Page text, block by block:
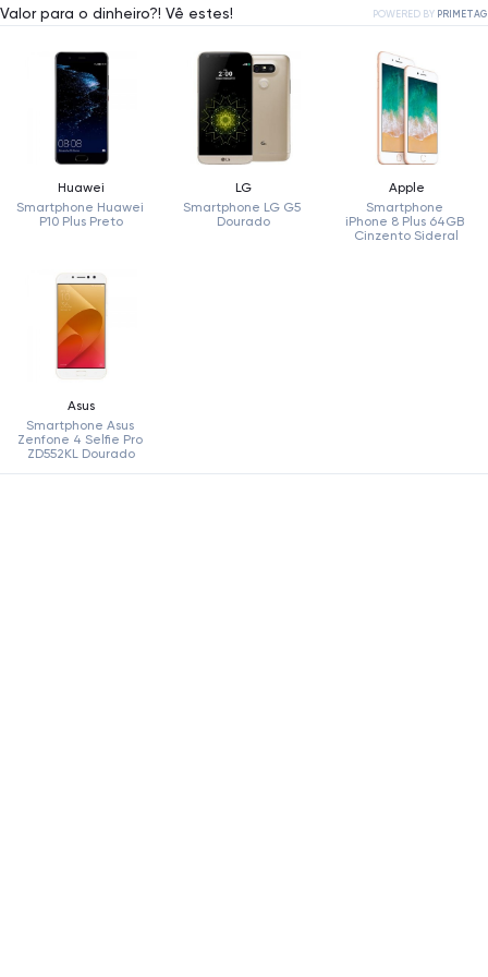
Valor para o dinheiro?! Vê estes! POWERED BY PRIMETAG
Huawei
Smartphone Huawei
P10 Plus Preto
LG
Smartphone LG G5
Dourado
Apple
Smartphone
iPhone 8 Plus 64GB
Cinzento Sideral
Asus
Smartphone Asus
Zenfone 4 Selfie Pro
ZD552KL Dourado